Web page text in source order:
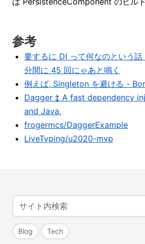
参考
要するに DI って何なのという
分間に 45 回にゃあと鳴く
例えば, Singleton を避ける -
Dagger ‡ A fast dependency
and Java.
frogermcs/DaggerExample
LiveTyping/u2020-mvp
Blog Tech